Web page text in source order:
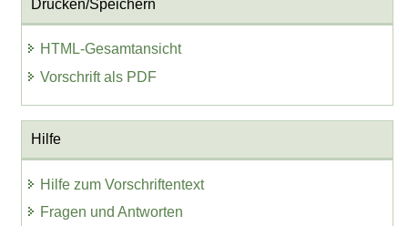
Drucken/Speichern
HTML-Gesamtansicht
Vorschrift als PDF
Hilfe
Hilfe zum Vorschriftentext
Fragen und Antworten